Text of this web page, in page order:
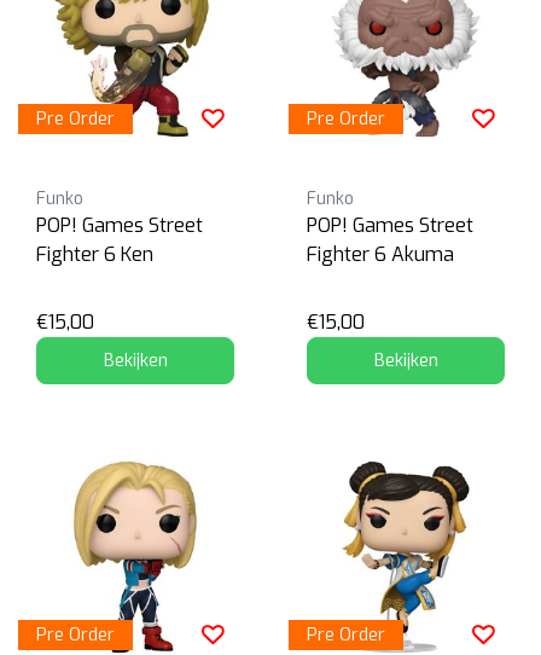
Pre Order
Funko
POP! Games Street
Fighter 6 Ken
€15,00
Bekijken
Pre Order
Funko
POP! Games Street
Fighter 6 Akuma
€15,00
Bekijken
Pre Order Pre Order